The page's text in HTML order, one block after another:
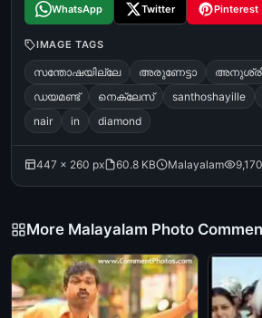
WhatsApp Twitter Pinterest
IMAGE TAGS
സന്തോഷയില്ലേ അരുണേട്ടാ
ഡയമണ്ട്
നെക്ലേസ് santhoshayille
nair
in diamond
447 × 260 px 60.8 KB Malayalam
More Malayalam Photo